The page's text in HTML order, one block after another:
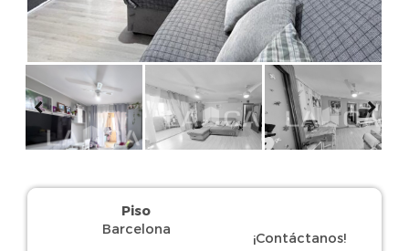
Piso
Barcelona
¡Contáctanos!